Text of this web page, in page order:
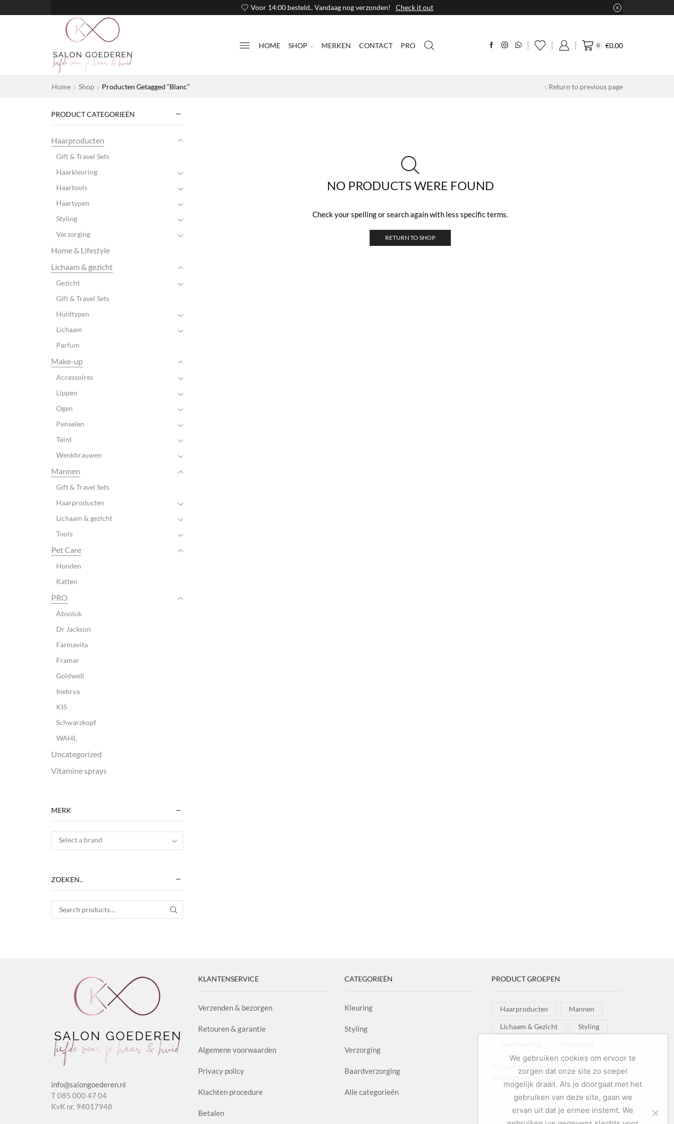
Voor 14:00 besteld.. Vandaag nog verzonden! Check it out
HOME SHOP MERKEN CONTACT PRO 0 €0,00
Home Shop Producten Getagged “Blanc” Return to previous page
NO PRODUCTS WERE FOUND
Check your spelling or search again with less specific terms.
RETURN TO SHOP
PRODUCT CATEGORIEËN
Haarproducten
Gift & Travel Sets
Haarkleuring
Haartools
Haartypen
Styling
Verzorging
Home & Lifestyle
Lichaam & gezicht
Gezicht
Gift & Travel Sets
Huidtypen
Lichaam
Parfum
Make-up
Accessoires
Lippen
Ogen
Penselen
Teint
Wenkbrauwen
Mannen
Gift & Travel Sets
Haarproducten
Lichaam & gezicht
Tools
Pet Care
Honden
Katten
PRO
Absoluk
Dr Jackson
Farmavita
Framar
Goldwell
Inebrya
KIS
Schwarzkopf
WAHL
Uncategorized
Vitamine sprays
MERK
Select a brand
ZOEKEN..
Search for: SEARCH
info@salongoederen.nl
T 085 000 47 04
KvK nr. 94017948
KLANTENSERVICE
Verzenden & bezorgen
Retouren & garantie
Algemene voorwaarden
Privacy policy
Klachten procedure
Betalen
CATEGORIEËN
Kleuring
Styling
Verzorging
Baardverzorging
Alle categorieën
PRODUCT GROEPEN
Haarproducten Mannen
Lichaam & Gezicht Styling
Al onze goederen zijn inclusief
BTW afgebeeld in onze shop!
We gebruiken cookies om ervoor te
zorgen dat onze site zo soepel
mogelijk draait. Als je doorgaat met het
gebruiken van deze site, gaan we
ervan uit dat je ermee instemt. We